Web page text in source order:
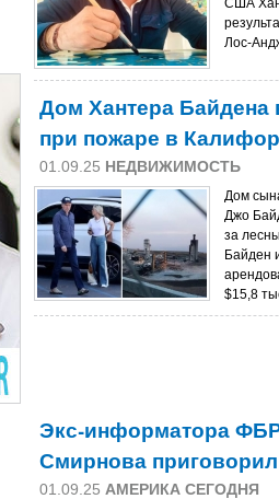
США
Лос-
Дом Хантера Байдена
при пожаре в
01.09.25 НЕДВИЖИМОСТЬ
Дом
Джо
за
Байден
$15,8
Экс-информатора
Смирнова
01.09.25 АМЕРИКА СЕГОДНЯ